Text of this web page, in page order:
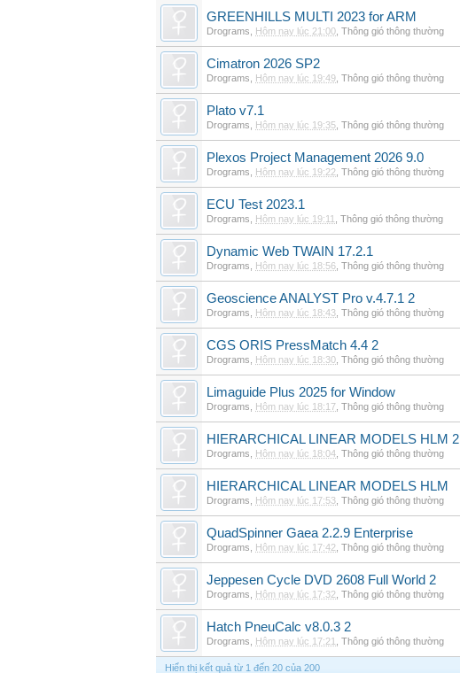
GREENHILLS MULTI 2023 for ARM
Drograms Hôm nay lúc 21:00 Thông gió thông thường
Cimatron 2026 SP2
Drograms Hôm nay lúc 19:49 Thông gió thông thường
Plato v7.1
Drograms Hôm nay lúc 19:35 Thông gió thông thường
Plexos Project Management 2026 9.0
Drograms Hôm nay lúc 19:22 Thông gió thông thường
ECU Test 2023.1
Drograms Hôm nay lúc 19:11 Thông gió thông thường
Dynamic Web TWAIN 17.2.1
Drograms Hôm nay lúc 18:56 Thông gió thông thường
Geoscience ANALYST Pro v.4.7.1 2
Drograms Hôm nay lúc 18:43 Thông gió thông thường
CGS ORIS PressMatch 4.4 2
Drograms Hôm nay lúc 18:30 Thông gió thông thường
Limaguide Plus 2025 for Window
Drograms Hôm nay lúc 18:17 Thông gió thông thường
HIERARCHICAL LINEAR MODELS HLM 2
Drograms Hôm nay lúc 18:04 Thông gió thông thường
HIERARCHICAL LINEAR MODELS HLM
Drograms Hôm nay lúc 17:53 Thông gió thông thường
QuadSpinner Gaea 2.2.9 Enterprise
Drograms Hôm nay lúc 17:42 Thông gió thông thường
Jeppesen Cycle DVD 2608 Full World 2
Drograms Hôm nay lúc 17:32 Thông gió thông thường
Hatch PneuCalc v8.0.3 2
Drograms Hôm nay lúc 17:21 Thông gió thông thường
Hiển thị kết quả từ 1 đến 20 của 200